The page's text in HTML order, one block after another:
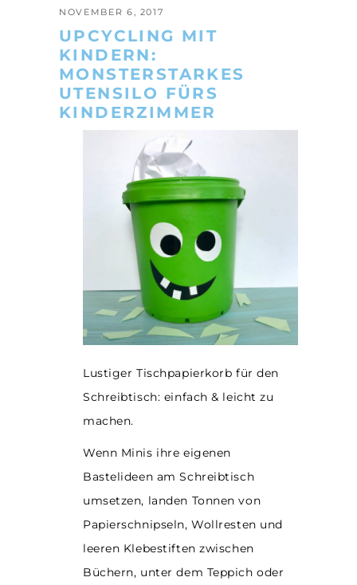
NOVEMBER 6, 2017
UPCYCLING MIT
KINDERN:
MONSTERSTARKES
UTENSILO FÜRS
KINDERZIMMER
Lustiger Tischpapierkorb für den
Schreibtisch: einfach & leicht zu
machen.
Wenn Minis ihre eigenen
Bastelideen am Schreibtisch
umsetzen, landen Tonnen von
Papierschnipseln, Wollresten und
leeren Klebestiften zwischen
Büchern, unter dem Teppich oder